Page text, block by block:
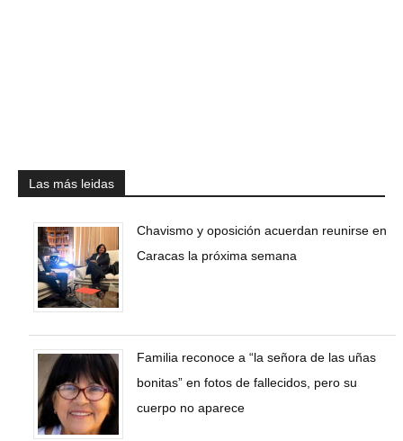
Las más leidas
Chavismo y oposición acuerdan reunirse en
Caracas la próxima semana
Familia reconoce a “la señora de las uñas
bonitas” en fotos de fallecidos, pero su
cuerpo no aparece